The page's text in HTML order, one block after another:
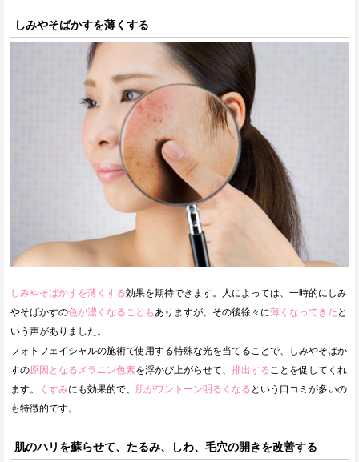
しみやそばかすを薄くする
しみやそばかすを薄くする効果を期待できます。人によっては、一時的にしみ
やそばかすの色が濃くなることも ありますが、その後徐々に薄くなってきた と
いう声がありました。
フォトフェイシャルの施術で使用する特殊な光を当てることで、しみやそばか
すの原因となるメラニン色素を浮かび上がらせて、 排出する ことを促してくれ
ます。
くすみにも効果的で、 肌がワントーン明るくなる という口コミが多いの
も特徴的です。
肌のハリを蘇らせて、たるみ、しわ、毛穴の開きを改善する